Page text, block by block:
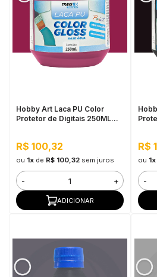
Hobby Art Laca PU Color
Protetor de Digitais 250ML
R$ 100,32
ou 1xde R$ 100,32 sem juros
- +
ADICIONAR
R$
ou 1x
-